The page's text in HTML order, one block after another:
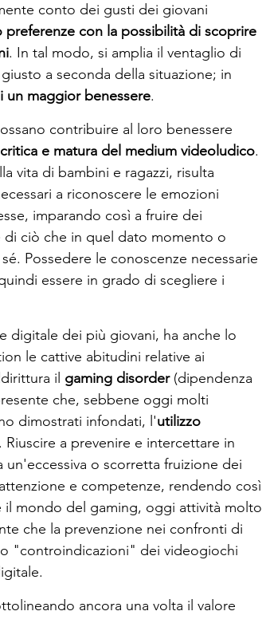
conto dei gusti dei giovani
preferenze con la possibilità di scoprire
. In tal modo, si amplia il ventaglio di
a seconda della situazione; in
un maggior benessere.
contribuire al loro benessere
e matura del medium videoludico.
vita di bambini e ragazzi, risulta
a riconoscere le emozioni
imparando così a fruire dei
ciò che in quel dato momento o
Possedere le conoscenze necessarie
essere in grado di scegliere i
digitale dei più giovani, ha anche lo
le cattive abitudini relative ai
il gaming disorder (dipendenza
che, sebbene oggi molti
dimostrati infondati, l'utilizzo
Riuscire a prevenire e intercettare in
o scorretta fruizione dei
e competenze, rendendo così
mondo del gaming, oggi attività molto
che la prevenzione nei confronti di
"controindicazioni" dei videogiochi
ancora una volta il valore